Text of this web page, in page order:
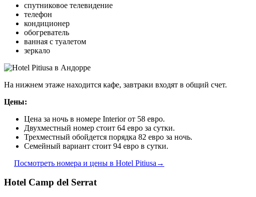
спутниковое телевидение
телефон
кондиционер
обогреватель
ванная с туалетом
зеркало
На нижнем этаже находится кафе, завтраки входят в общий счет.
Цены:
Цена за ночь в номере Interior от 58 евро.
Двухместный номер стоит 64 евро за сутки.
Трехместный обойдется порядка 82 евро за ночь.
Семейный вариант стоит 94 евро в сутки.
Посмотреть номера и цены в Hotel Pitiusa→
Hotel Camp del Serrat